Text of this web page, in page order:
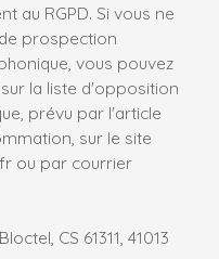
au RGPD. Si vous ne
prospection
vous pouvez
la liste d'opposition
prévu par l'article
sur le site
ou par courrier
CS 61311, 41013